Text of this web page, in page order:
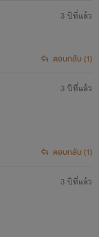
3 ปีที่แล้ว
ตอบกลับ (1)
3 ปีที่แล้ว
ตอบกลับ (1)
3 ปีที่แล้ว